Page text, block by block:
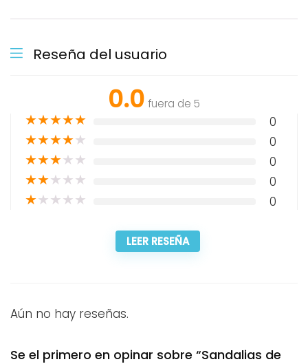
Reseña del usuario
0.0 fuera de 5
★★★★★ 0
★★★★★ 0
★★★★★ 0
★★★★★ 0
★★★★★ 0
LEER RESEÑA
Aún no hay reseñas.
Se el primero en opinar sobre “Sandalias de